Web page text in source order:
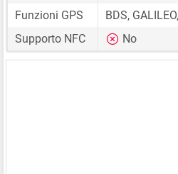
Funzioni GPS
BDS,
Supporto NFC
No